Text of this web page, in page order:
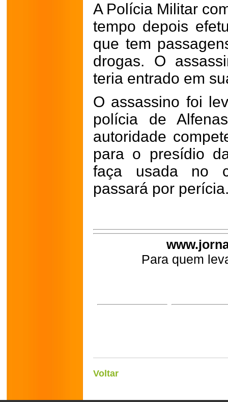
A Polícia Militar
tempo depois
que tem
drogas. O
teria entrado em
O assassino foi
polícia de
autoridade
para o presídio
faça usada no
passará por
Para quem
Voltar